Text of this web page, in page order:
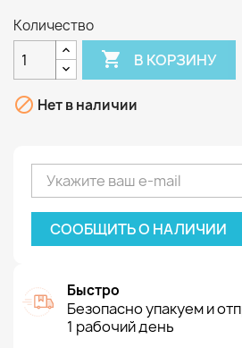
Количество
 В КОРЗИНУ
 Нет в наличии
СООБЩИТЬ О НАЛИЧИИ
Быстро
Безопасно упакуем и
1 рабочий день